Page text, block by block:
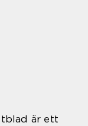
är ett